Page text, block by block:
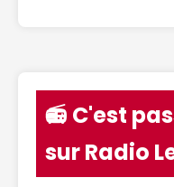
📻 C'est
sur Radio